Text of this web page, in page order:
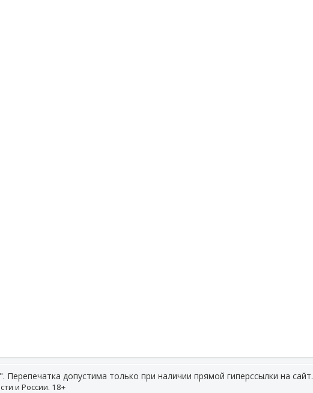
допустима только при наличии прямой гиперссылки на сайт.
и России. 18+